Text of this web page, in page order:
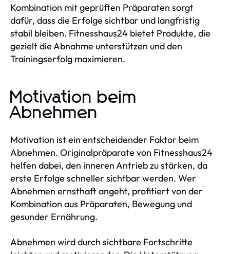
Kombination mit geprüften Präparaten sorgt
dafür, dass die Erfolge sichtbar und langfristig
stabil bleiben. Fitnesshaus24 bietet Produkte, die
gezielt die Abnahme unterstützen und den
Trainingserfolg maximieren.
Motivation beim
Abnehmen
Motivation ist ein entscheidender Faktor beim
Abnehmen. Originalpräparate von Fitnesshaus24
helfen dabei, den inneren Antrieb zu stärken, da
erste Erfolge schneller sichtbar werden. Wer
Abnehmen ernsthaft angeht, profitiert von der
Kombination aus Präparaten, Bewegung und
gesunder Ernährung.
Abnehmen wird durch sichtbare Fortschritte